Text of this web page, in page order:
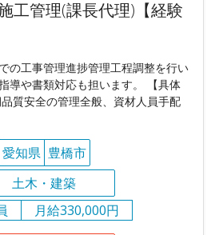
工管理(課長代理)【経験
の工事管理進捗管理工程調整を行い
導や書類対応も担います。 【具体
質安全の管理全般、資材人員手配
愛知県 豊橋市
土木・建築
月給330,000円